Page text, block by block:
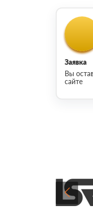
Заявка
Вы
сайте